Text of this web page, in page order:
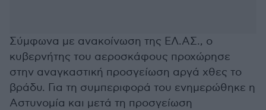
Σύμφωνα με ανακοίνωση της ΕΛ.ΑΣ., ο
κυβερνήτης του αεροσκάφους προχώρησε
στην αναγκαστική προσγείωση αργά χθες το
βράδυ. Για τη συμπεριφορά του ενημερώθηκε η
Αστυνομία και μετά τη προσγείωση